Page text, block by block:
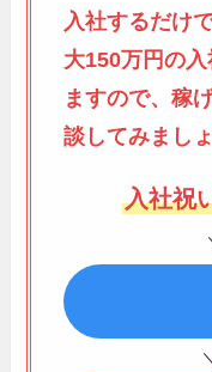
入社するだけ
大150万円の
ますので、稼
談してみましょ
入社祝